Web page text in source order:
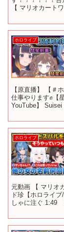
【 マリオカート
ホロライブ
【原直播】 【＃
仕事やります✊【
YouTube】
ホロライブ
元動画 【 マリオ
ド珍【ホロライ
しゃに注ぐ 1:49